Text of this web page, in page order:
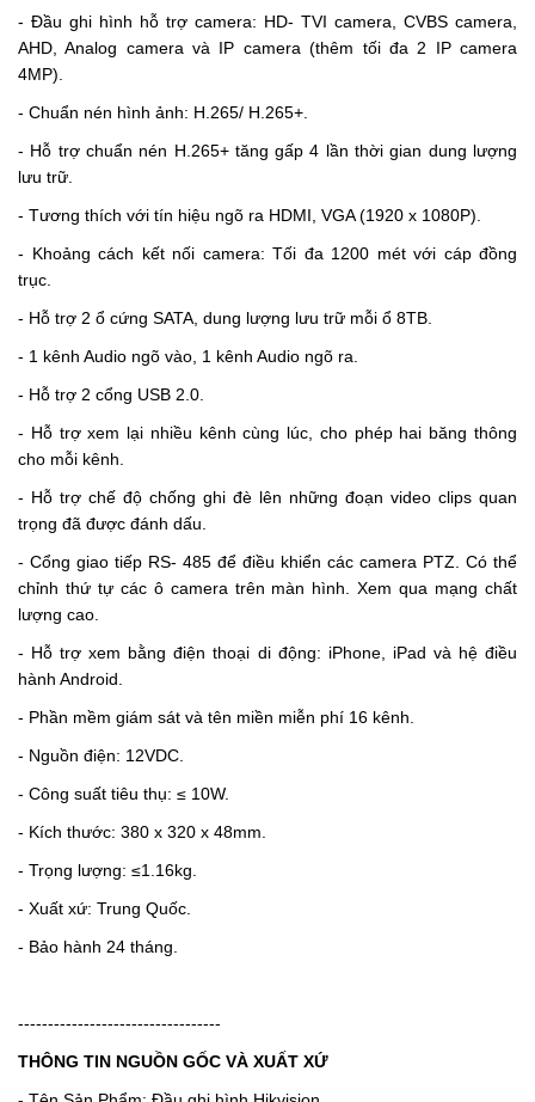
- Đầu ghi hình hỗ trợ camera: HD- TVI camera, CVBS camera,
AHD, Analog camera và IP camera (thêm tối đa 2 IP camera
4MP).
- Chuẩn nén hình ảnh: H.265/ H.265+.
- Hỗ trợ chuẩn nén H.265+ tăng gấp 4 lần thời gian dung lượng
lưu trữ.
- Tương thích với tín hiệu ngõ ra HDMI, VGA (1920 x 1080P).
- Khoảng cách kết nối camera: Tối đa 1200 mét với cáp đồng
trục.
- Hỗ trợ 2 ổ cứng SATA, dung lượng lưu trữ mỗi ổ 8TB.
- 1 kênh Audio ngõ vào, 1 kênh Audio ngõ ra.
- Hỗ trợ 2 cổng USB 2.0.
- Hỗ trợ xem lại nhiều kênh cùng lúc, cho phép hai băng thông
cho mỗi kênh.
- Hỗ trợ chế độ chống ghi đè lên những đoạn video clips quan
trọng đã được đánh dấu.
- Cổng giao tiếp RS- 485 để điều khiển các camera PTZ. Có thể
chỉnh thứ tự các ô camera trên màn hình. Xem qua mạng chất
lượng cao.
- Hỗ trợ xem bằng điện thoại di động: iPhone, iPad và hệ điều
hành Android.
- Phần mềm giám sát và tên miền miễn phí 16 kênh.
- Nguồn điện: 12VDC.
- Công suất tiêu thụ: ≤ 10W.
- Kích thước: 380 x 320 x 48mm.
- Trọng lượng: ≤1.16kg.
- Xuất xứ: Trung Quốc.
- Bảo hành 24 tháng.
----------------------------------
THÔNG TIN NGUỒN GỐC VÀ XUẤT XỨ